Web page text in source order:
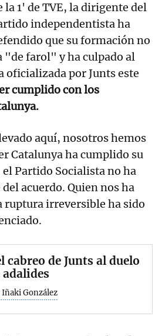
la 1' de TVE, la dirigente del
independentista ha
que su formación no
"de farol" y ha culpado al
oficializada por Junts este
cumplido con los
aquí, nosotros hemos
Catalunya ha cumplido su
Partido Socialista no ha
acuerdo. Quien nos ha
ruptura irreversible ha sido
cabreo de Junts al duelo
adalides
Iñaki González